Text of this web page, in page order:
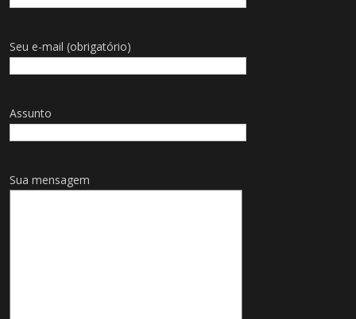
Seu e-mail (obrigatório)
Assunto
Sua mensagem